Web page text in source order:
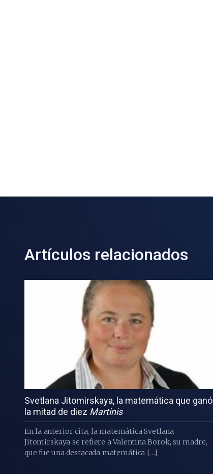
Artículos relacionados
Svetlana Jitomirskaya, la matemática que ganó
la mitad de diez Martinis
En la anterior cita, la matemática Svetlana
Jitomirskaya se refiere a Valentina Borok, su madre,
que fue una destacada matemática […]